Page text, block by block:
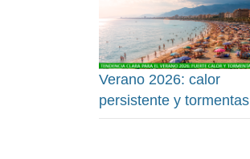
Verano 2026: calor
persistente y tormentas